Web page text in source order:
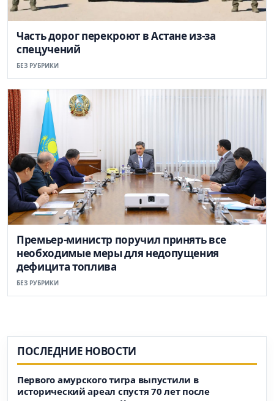
Часть дорог перекроют в Астане из-за
спецучений
БЕЗ РУБРИКИ
Премьер-министр поручил принять все
необходимые меры для недопущения
дефицита топлива
БЕЗ РУБРИКИ
ПОСЛЕДНИЕ НОВОСТИ
Первого амурского тигра выпустили в
исторический ареал спустя 70 лет после